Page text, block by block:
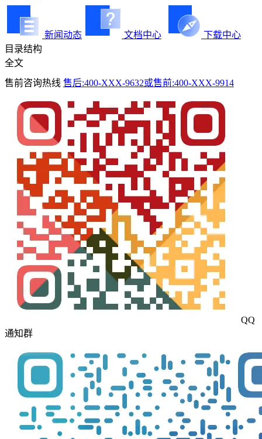
新闻动态 文档中心
下载中心
目录结构
全文
售前咨询热线 售后:400-XXX-9632或售前:400-XXX-9914
QQ
通知群